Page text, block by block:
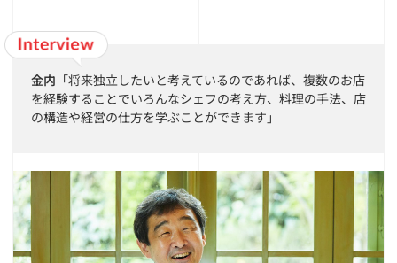
金内 「将来独立したいと考えているのであれば、複数のお店
を経験することでいろんなシェフの考え方、料理の手法、店
の構造や経営の仕方を学ぶことができます」